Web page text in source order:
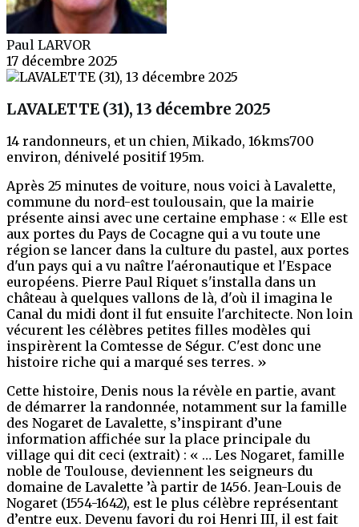
Paul LARVOR
17 décembre 2025
LAVALETTE (31), 13 décembre 2025
14 randonneurs, et un chien, Mikado, 16kms700
environ, dénivelé positif 195m.
Après 25 minutes de voiture, nous voici à Lavalette,
commune du nord-est toulousain, que la mairie
présente ainsi avec une certaine emphase : « Elle est
aux portes du Pays de Cocagne qui a vu toute une
région se lancer dans la culture du pastel, aux portes
d'un pays qui a vu naître l'aéronautique et l'Espace
européens. Pierre Paul Riquet s'installa dans un
château à quelques vallons de là, d'où il imagina le
Canal du midi dont il fut ensuite l'architecte. Non loin
vécurent les célèbres petites filles modèles qui
inspirèrent la Comtesse de Ségur. C'est donc une
histoire riche qui a marqué ses terres. »
Cette histoire, Denis nous la révèle en partie, avant
de démarrer la randonnée, notamment sur la famille
des Nogaret de Lavalette, s’inspirant d’une
information affichée sur la place principale du
village qui dit ceci (extrait) : « … Les Nogaret, famille
noble de Toulouse, deviennent les seigneurs du
domaine de Lavalette ’à partir de 1456. Jean-Louis de
Nogaret (1554-1642), est le plus célèbre représentant
d’entre eux. Devenu favori du roi Henri III, il est fait